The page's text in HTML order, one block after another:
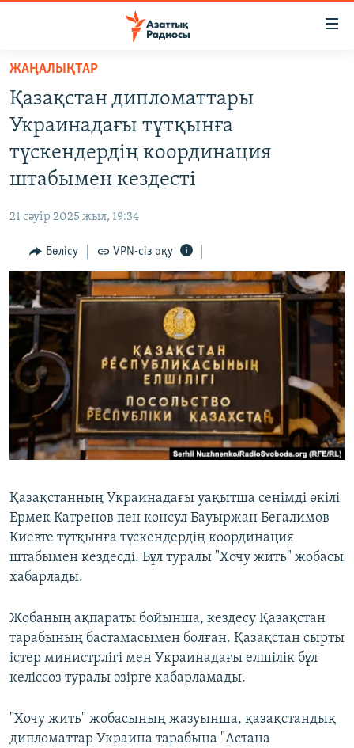
Skip
main
content
main
Skip
Search
САЯСАТ
AZATTYQTV
ҚАҢТАР ОҚИҒАСЫ
ӘЛЕУМЕТ
ӘЛЕМ
АРНАЙЫ ЖОБАЛАР
Русский
ЖАЗЫЛЫҢЫЗ
Басқа тілдерде
ЖАҢАЛЫҚТАР
Қазақстан дипломаттары
Украинадағы тұтқынға
түскендердің координация
штабымен кездесті
21 сәуір 2025 жыл, 19:34
Бөлісу VPN-сіз оқу
Қазақстанның Украинадағы уақытша сенімді өкілі
Ермек Катренов пен консул Бауыржан Бегалимов
Киевте тұтқынға түскендердің координация
штабымен кездесді. Бұл туралы "Хочу жить" жобасы
хабарлады.
Жобаның ақпараты бойынша, кездесу Қазақстан
тарабының бастамасымен болған. Қазақстан сырты
істер министрлігі мен Украинадағы елшілік бұл
келіссөз туралы әзірге хабарламады.
"Хочу жить" жобасының жазуынша, қазақстандық
дипломаттар Украина тарабына "Астана